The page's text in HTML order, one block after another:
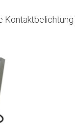
Kontaktbelichtung